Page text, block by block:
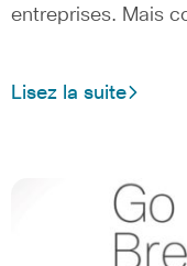
entreprises. Mais
Lisez la suite